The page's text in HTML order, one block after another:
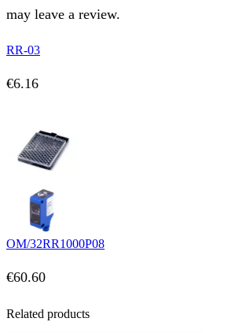
may leave a review.
RR-03
€6.16
OM/32RR1000P08
€60.60
Related products